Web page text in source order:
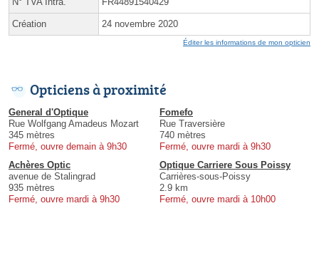
Création 24 novembre 2020
Éditer les informations de mon opticien
Opticiens à proximité
General d'Optique
Rue Wolfgang Amadeus Mozart
345 mètres
Fermé, ouvre demain à 9h30
Fomefo
Rue Traversière
740 mètres
Fermé, ouvre mardi à 9h30
Achères Optic
avenue de Stalingrad
935 mètres
Fermé, ouvre mardi à 9h30
Optique Carriere Sous Poissy
Carrières-sous-Poissy
2.9 km
Fermé, ouvre mardi à 10h00